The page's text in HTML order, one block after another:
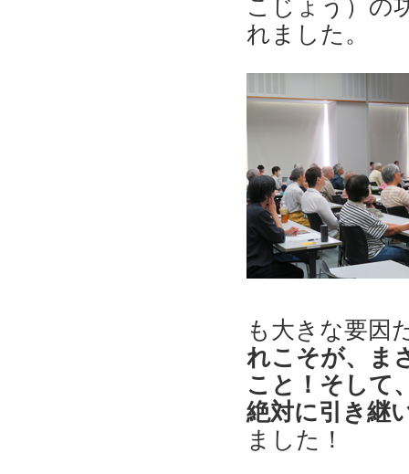
こじょう）の
れました。
も大きな要因
れこそが、ま
こと！そして
絶対に引き継
ました！